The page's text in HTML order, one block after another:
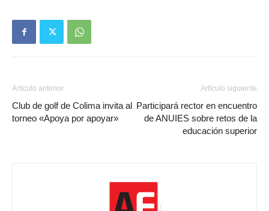
Artículo anterior
Club de golf de Colima invita al
torneo «Apoya por apoyar»
Artículo siguiente
Participará rector en encuentro
de ANUIES sobre retos de la
educación superior